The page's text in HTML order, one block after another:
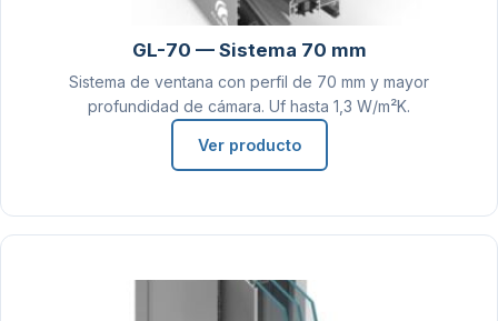
GL-70 — Sistema 70 mm
Sistema de ventana con perfil de 70 mm y mayor
profundidad de cámara. Uf hasta 1,3 W/m²K.
Ver producto